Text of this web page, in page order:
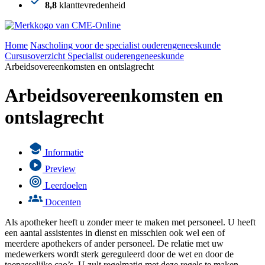
8,8 klanttevredenheid
Home Nascholing voor de specialist ouderengeneeskunde
Cursusoverzicht Specialist ouderengeneeskunde
Arbeidsovereenkomsten en ontslagrecht
Arbeidsovereenkomsten en
ontslagrecht
Informatie
Preview
Leerdoelen
Docenten
Als apotheker heeft u zonder meer te maken met personeel. U heeft
een aantal assistentes in dienst en misschien ook wel een of
meerdere apothekers of ander personeel. De relatie met uw
medewerkers wordt sterk gereguleerd door de wet en door de